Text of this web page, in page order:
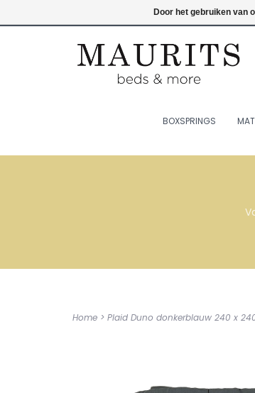
Inloggen
BOXSPRINGS
Home > Plaid Duno donkerblauw 240 x
Door het gebruiken van